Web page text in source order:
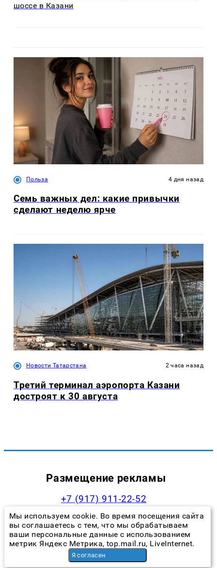
шоссе в Казани
Польза 4 дня назад
Семь важных дел: какие привычки
сделают неделю ярче
Новости Татарстана 2 часа назад
Третий терминал аэропорта Казани
достроят к 30 августа
Размещение рекламы
+7 (917) 911-22-52
andrey@prokazan.ru
Прайс-лист
Наши менеджеры
Мы используем cookie. Во время посещения сайта
вы соглашаетесь с тем, что мы обрабатываем
ваши персональные данные с использованием
метрик Яндекс Метрика, top.mail.ru, LiveInternet.
Я согласен